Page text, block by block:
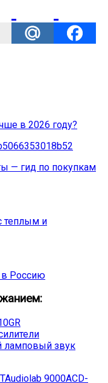
в 2026 году?
— гид по покупкам
теплым и
в Россию
ламповый звук
Audiolab 9000ACD-